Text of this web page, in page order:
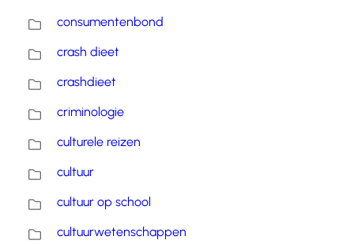
consumentenbond
crash dieet
crashdieet
criminologie
culturele reizen
cultuur
cultuur op school
cultuurwetenschappen